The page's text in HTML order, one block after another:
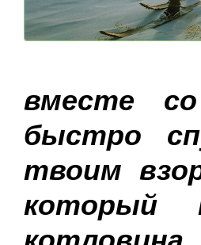
вместе
быстро
твоим
который